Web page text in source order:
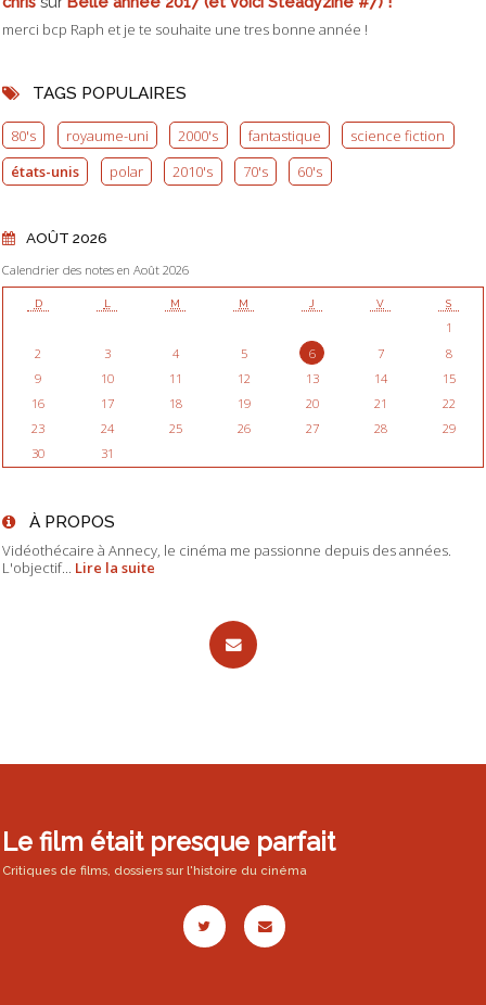
merci bcp Raph et je te souhaite une tres bonne année !
TAGS POPULAIRES
80's royaume-uni 2000's fantastique
science fiction
états-unis
polar 2010's 70's 60's
AOÛT 2026
Calendrier des notes en Août 2026
D L M M J V S
1
2
3 4 5 6 7
8
9
10 11 12 13 14
15
16
17 18 19 20 21
22
23
24 25 26 27 28
29
30
31
À PROPOS
Vidéothécaire à Annecy, le cinéma me passionne depuis des années.
L'objectif... Lire la suite
Le film était presque parfait
Critiques de films, dossiers sur l'histoire du cinéma